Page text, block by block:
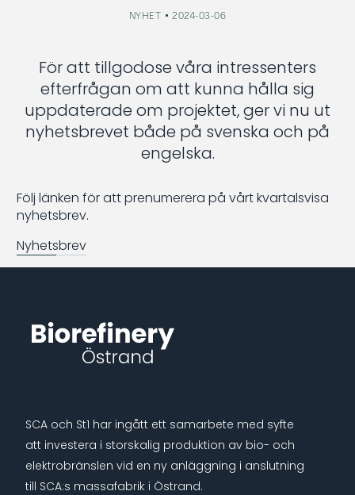
NYHET 2024-03-06
För att tillgodose våra intressenters
efterfrågan om att kunna hålla sig
uppdaterade om projektet, ger vi nu ut
nyhetsbrevet både på svenska och på
engelska.
Följ länken för att prenumerera på vårt kvartalsvisa
nyhetsbrev.
Nyhetsbrev
SCA och St1 har ingått ett samarbete med syfte
att investera i storskalig produktion av bio- och
elektrobränslen vid en ny anläggning i anslutning
till SCA:s massafabrik i Östrand.